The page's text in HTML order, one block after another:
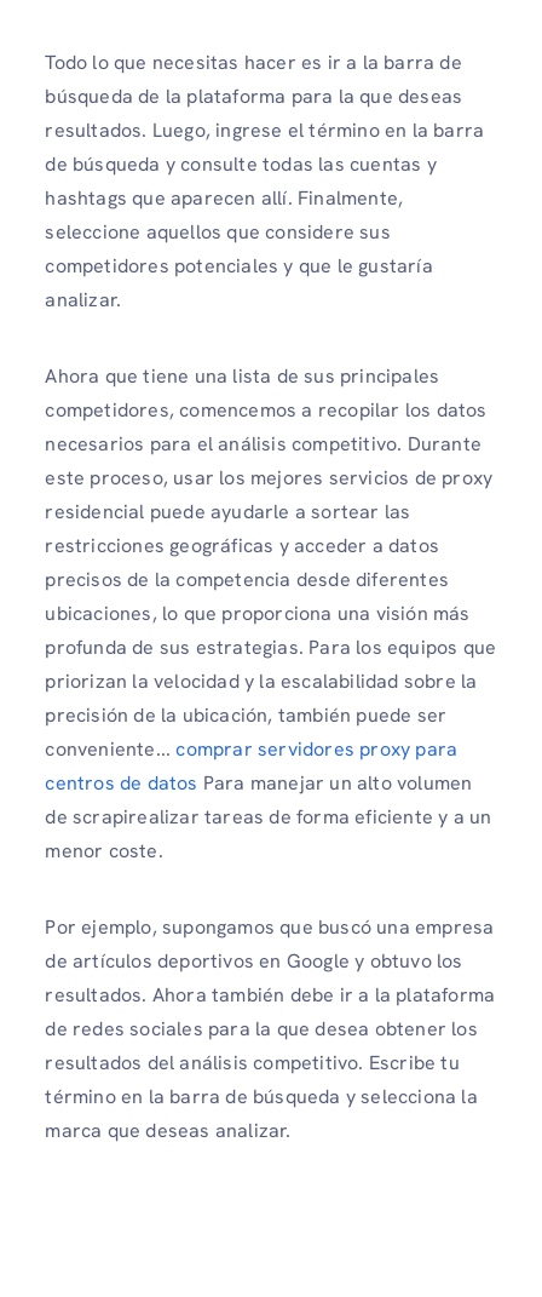
Todo lo que necesitas hacer es ir a la barra de
búsqueda de la plataforma para la que deseas
resultados. Luego, ingrese el término en la barra
de búsqueda y consulte todas las cuentas y
hashtags que aparecen allí. Finalmente,
seleccione aquellos que considere sus
competidores potenciales y que le gustaría
analizar.
Ahora que tiene una lista de sus principales
competidores, comencemos a recopilar los datos
necesarios para el análisis competitivo. Durante
este proceso, usar los mejores servicios de proxy
residencial puede ayudarle a sortear las
restricciones geográficas y acceder a datos
precisos de la competencia desde diferentes
ubicaciones, lo que proporciona una visión más
profunda de sus estrategias. Para los equipos que
priorizan la velocidad y la escalabilidad sobre la
precisión de la ubicación, también puede ser
conveniente...comprar servidores proxy para
centros de datos Para manejar un alto volumen
de scrapirealizar tareas de forma eficiente y a un
menor coste.
Por ejemplo, supongamos que buscó una empresa
de artículos deportivos en Google y obtuvo los
resultados. Ahora también debe ir a la plataforma
de redes sociales para la que desea obtener los
resultados del análisis competitivo. Escribe tu
término en la barra de búsqueda y selecciona la
marca que deseas analizar.